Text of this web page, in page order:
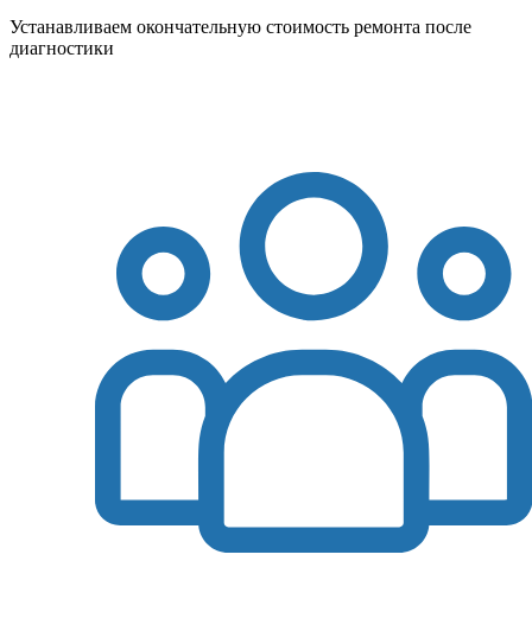
Устанавливаем окончательную стоимость ремонта после
диагностики